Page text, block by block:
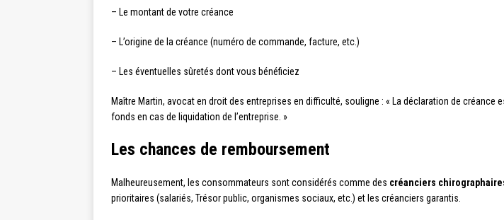
– Le montant de votre créance
– L’origine de la créance (numéro de commande, facture, etc.)
– Les éventuelles sûretés dont vous bénéficiez
Maître Martin, avocat en droit des entreprises en difficulté, souligne : « La déclaration de
fonds en cas de liquidation de l’entreprise. »
Les chances de remboursement
Malheureusement, les consommateurs sont considérés comme des créanciers
prioritaires (salariés, Trésor public, organismes sociaux, etc.) et les créanciers garantis.